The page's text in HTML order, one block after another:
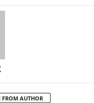
FROM AUTHOR